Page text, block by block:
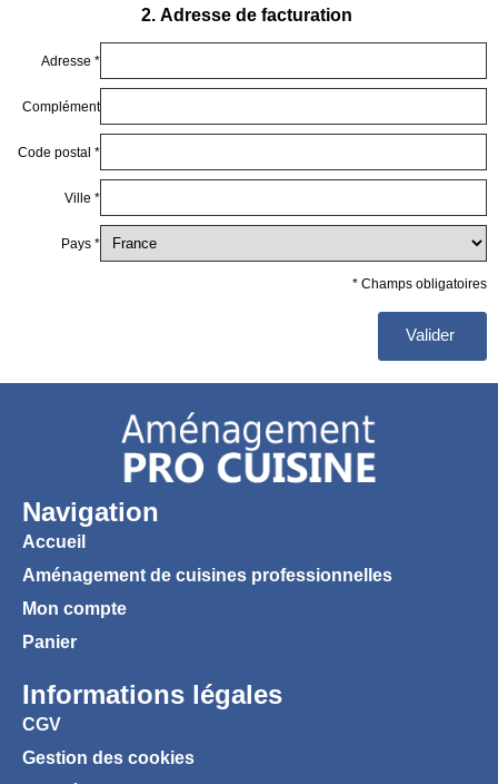
2. Adresse de facturation
Adresse *
Complément
Code postal *
Ville *
Pays *
* Champs obligatoires
Valider
Navigation
Accueil
Aménagement de cuisines professionnelles
Mon compte
Panier
Informations légales
CGV
Gestion des cookies